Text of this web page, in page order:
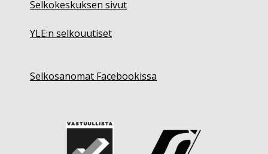
Selkokeskuksen sivut
YLE:n selkouutiset
Selkosanomat Facebookissa